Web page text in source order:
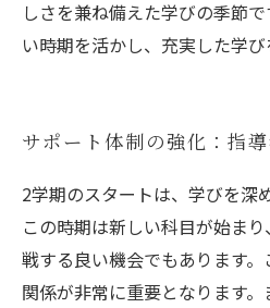
しさを兼ね備えた学びの季節
い時期を活かし、充実した学び
サポート体制の強化：指
2学期のスタートは、学びを深
この時期は新しい科目が始ま
戦する良い機会でもあります
関係が非常に重要となります